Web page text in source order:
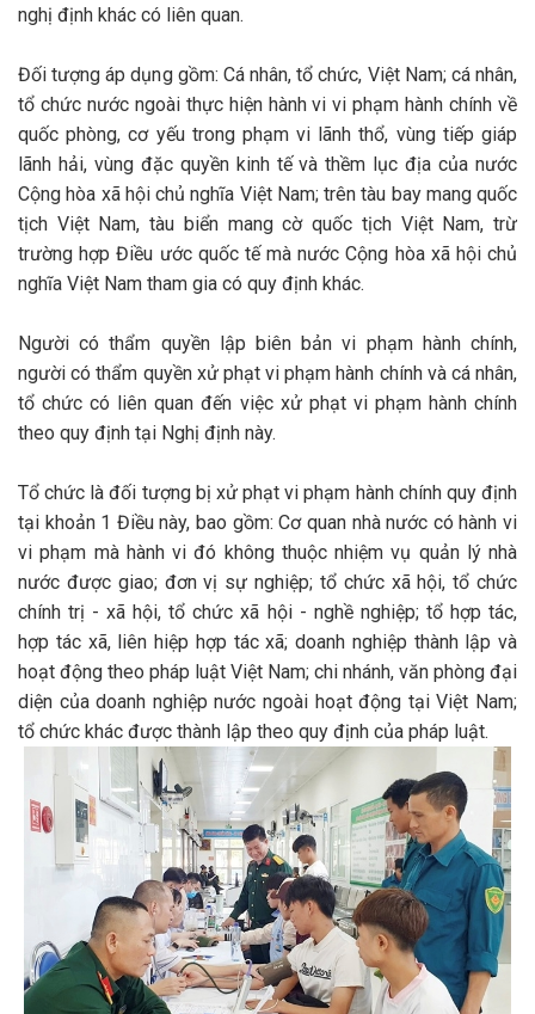
nghị định khác có liên quan.
Đối tượng áp dụng gồm: Cá nhân, tổ chức, Việt Nam; cá nhân,
tổ chức nước ngoài thực hiện hành vi vi phạm hành chính về
quốc phòng, cơ yếu trong phạm vi lãnh thổ, vùng tiếp giáp
lãnh hải, vùng đặc quyền kinh tế và thềm lục địa của nước
Cộng hòa xã hội chủ nghĩa Việt Nam; trên tàu bay mang quốc
tịch Việt Nam, tàu biển mang cờ quốc tịch Việt Nam, trừ
trường hợp Điều ước quốc tế mà nước Cộng hòa xã hội chủ
nghĩa Việt Nam tham gia có quy định khác.
Người có thẩm quyền lập biên bản vi phạm hành chính,
người có thẩm quyền xử phạt vi phạm hành chính và cá nhân,
tổ chức có liên quan đến việc xử phạt vi phạm hành chính
theo quy định tại Nghị định này.
Tổ chức là đối tượng bị xử phạt vi phạm hành chính quy định
tại khoản 1 Điều này, bao gồm: Cơ quan nhà nước có hành vi
vi phạm mà hành vi đó không thuộc nhiệm vụ quản lý nhà
nước được giao; đơn vị sự nghiệp; tổ chức xã hội, tổ chức
chính trị - xã hội, tổ chức xã hội - nghề nghiệp; tổ hợp tác,
hợp tác xã, liên hiệp hợp tác xã; doanh nghiệp thành lập và
hoạt động theo pháp luật Việt Nam; chi nhánh, văn phòng đại
diện của doanh nghiệp nước ngoài hoạt động tại Việt Nam;
tổ chức khác được thành lập theo quy định của pháp luật.